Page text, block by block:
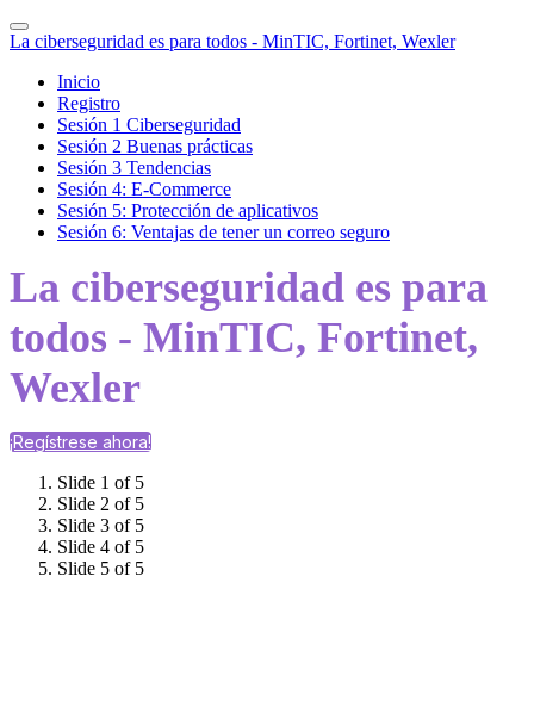
La ciberseguridad es para todos - MinTIC, Fortinet, Wexler
Inicio
Registro
Sesión 1 Ciberseguridad
Sesión 2 Buenas prácticas
Sesión 3 Tendencias
Sesión 4: E-Commerce
Sesión 5: Protección de aplicativos
Sesión 6: Ventajas de tener un correo seguro
La ciberseguridad es para
todos - MinTIC, Fortinet,
Wexler
¡Regístrese ahora!
Slide 1 of 5
Slide 2 of 5
Slide 3 of 5
Slide 4 of 5
Slide 5 of 5